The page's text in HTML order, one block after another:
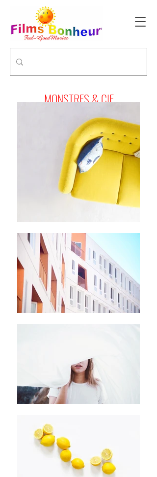
MONSTRES & CIE